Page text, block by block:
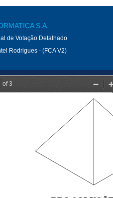
S.A.
de Votação Detalhado
Rodrigues - (FCA V2)